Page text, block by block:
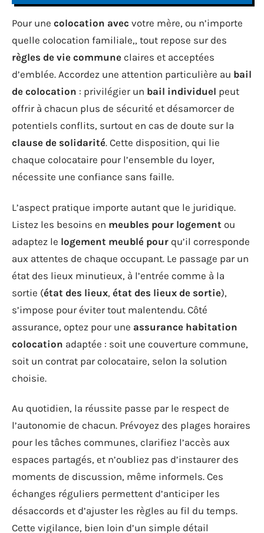
Pour une colocation avec votre mère, ou n’importe
quelle colocation familiale,, tout repose sur des
règles de vie commune claires et acceptées
d’emblée. Accordez une attention particulière au bail
de colocation : privilégier un bail individuel peut
offrir à chacun plus de sécurité et désamorcer de
potentiels conflits, surtout en cas de doute sur la
clause de solidarité. Cette disposition, qui lie
chaque colocataire pour l’ensemble du loyer,
nécessite une confiance sans faille.
L’aspect pratique importe autant que le juridique.
Listez les besoins en meubles pour logement ou
adaptez le logement meublé pour qu’il corresponde
aux attentes de chaque occupant. Le passage par un
état des lieux minutieux, à l’entrée comme à la
sortie (état des lieux, état des lieux de sortie),
s’impose pour éviter tout malentendu. Côté
assurance, optez pour une assurance habitation
colocation adaptée : soit une couverture commune,
soit un contrat par colocataire, selon la solution
choisie.
Au quotidien, la réussite passe par le respect de
l’autonomie de chacun. Prévoyez des plages horaires
pour les tâches communes, clarifiez l’accès aux
espaces partagés, et n’oubliez pas d’instaurer des
moments de discussion, même informels. Ces
échanges réguliers permettent d’anticiper les
désaccords et d’ajuster les règles au fil du temps.
Cette vigilance, bien loin d’un simple détail